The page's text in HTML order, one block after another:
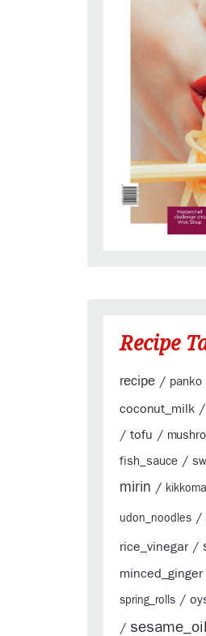
Recipe
recipe / panko
coconut_milk /
/ tofu /
fish_sauce /
mirin /
udon_noodles /
rice_vinegar/
minced_ginger
spring_rolls /
/ sesame_oil